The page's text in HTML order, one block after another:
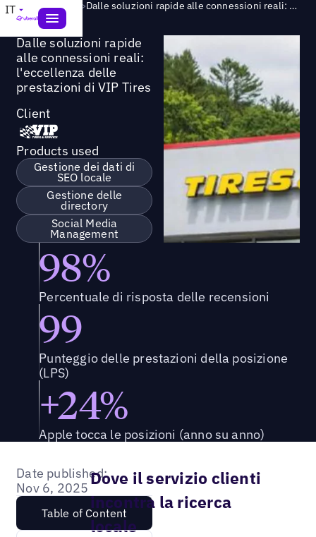
IT Success Story > Dalle soluzioni rapide alle connessioni reali: l'eccellenza delle prestazioni di VIP Tires
Dalle soluzioni rapide
alle connessioni reali:
l'eccellenza delle
prestazioni di VIP Tires
Client
Products used
Gestione dei dati di
SEO locale
Gestione delle
directory
Social Media
Management
98%
Percentuale di risposta delle recensioni
99
Punteggio delle prestazioni della posizione
(LPS)
+24%
Apple tocca le posizioni (anno su anno)
Date published:
Nov 6, 2025
Table of Content
Dove il servizio clienti
incontra la ricerca
locale